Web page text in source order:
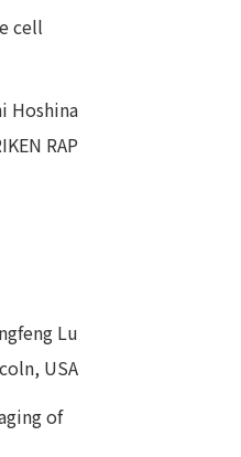
cell
Hoshina
RAP
Lu
USA
of